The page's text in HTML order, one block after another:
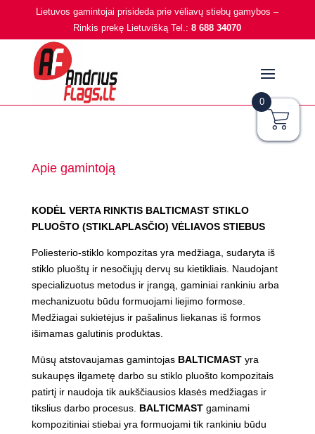
Lietuvos gamintojai prisideda prie vėliavų stiebų gamybos –
Rinkis prekę Lietuvišką Tel.:8 688 34070
Apie gamintoją
KODĖL VERTA RINKTIS BALTICMAST STIKLO
PLUOŠTO (STIKLAPLASČIO) VĖLIAVOS STIEBUS
Poliesterio-stiklo kompozitas yra medžiaga, sudaryta iš
stiklo pluoštų ir nesočiųjų dervų su kietikliais. Naudojant
specializuotus metodus ir įrangą, gaminiai rankiniu arba
mechanizuotu būdu formuojami liejimo formose.
Medžiagai sukietėjus ir pašalinus liekanas iš formos
išimamas galutinis produktas.
Mūsų atstovaujamas gamintojas BALTICMASTyra
sukaupęs ilgametę darbo su stiklo pluošto kompozitais
patirtį ir naudoja tik aukščiausios klasės medžiagas ir
tikslius darbo procesus. BALTICMASTgaminami
kompozitiniai stiebai yra formuojami tik rankiniu būdu
0